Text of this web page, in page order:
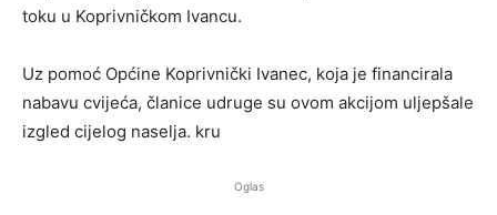
toku u Koprivničkom Ivancu.
Uz pomoć Općine Koprivnički Ivanec, koja je financirala
nabavu cvijeća, članice udruge su ovom akcijom uljepšale
izgled cijelog naselja. kru
Oglas